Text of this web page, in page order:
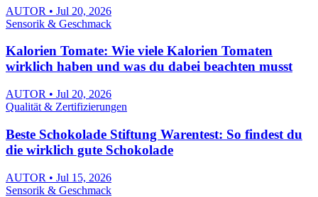
AUTOR • Jul 20, 2026
Sensorik & Geschmack
Kalorien Tomate: Wie viele Kalorien Tomaten
wirklich haben und was du dabei beachten musst
AUTOR • Jul 20, 2026
Qualität & Zertifizierungen
Beste Schokolade Stiftung Warentest: So findest du
die wirklich gute Schokolade
AUTOR • Jul 15, 2026
Sensorik & Geschmack